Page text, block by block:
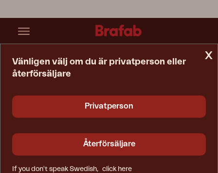
x
Vänligen välj om du är privatperson eller
återförsäljare
Privatperson
Återförsäljare
If you don't speak Swedish, click here